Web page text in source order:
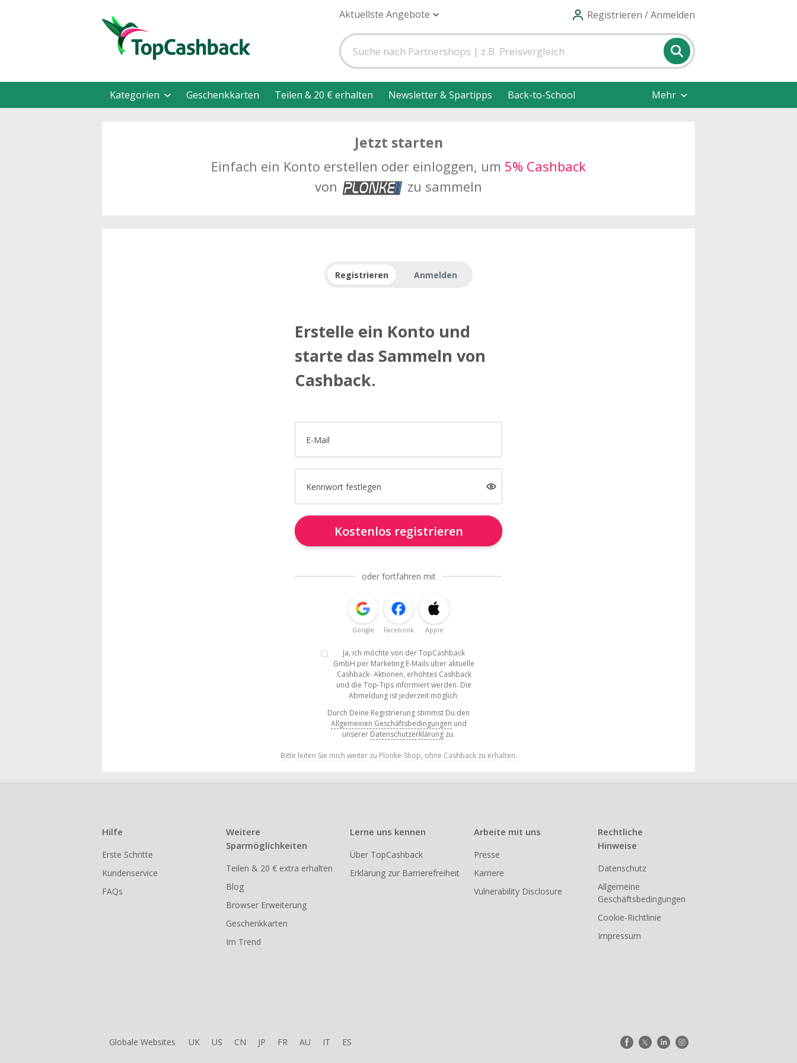
Aktuellste Angebote Registrieren / Anmelden
Kategorien Geschenkkarten Teilen & 20 € erhalten Newsletter & Spartipps Back-to-School Mehr
Jetzt starten
Einfach ein Konto erstellen oder einloggen, um 5% Cashback
von
zu sammeln
Registrieren Anmelden
Erstelle ein Konto und
starte das Sammeln von
Cashback.
E-Mail
Kennwort festlegen
Kostenlos registrieren
oder fortfahren mit
Google Facebook Apple
Ja, ich möchte von der TopCashback
GmbH per Marketing E-Mails über aktuelle
Cashback- Aktionen, erhöhtes Cashback
und die Top-Tips informiert werden. Die
Abmeldung ist jederzeit möglich.
Durch Deine Registrierung stimmst Du den
Allgemeinen Geschäftsbedingungen und
unserer Datenschutzerklärung zu.
Bitte leiten Sie mich weiter zu Plonke-Shop, ohne Cashback zu erhalten.
Hilfe
Erste Schritte
Kundenservice
FAQs
Weitere
Sparmöglichkeiten
Teilen & 20 € extra erhalten
Blog
Browser Erweiterung
Geschenkkarten
Im Trend
Lerne uns kennen
Über TopCashback
Erklärung zur Barrierefreiheit
Arbeite mit uns
Presse
Karriere
Vulnerability Disclosure
Rechtliche
Hinweise
Datenschutz
Allgemeine
Geschäftsbedingungen
Cookie-Richtlinie
Impressum
Globale Websites UK US CN JP FR AU IT ES